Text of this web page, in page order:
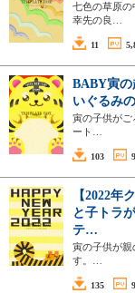
七色の草原の
幸先の良…
11
BABY寅
いぐるみ
寅の子供がご
ート…
103
【2022年
と子トラ
テ…
寅の子供が親
す。…
135